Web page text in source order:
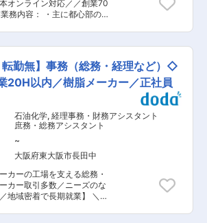
イフを満喫しながら、都心
イベートもビジネスも充実
範囲：会社の
を読み解く設計関連のスキ
ご希望通りの製品が完成し
時や、お客様の喜ばれる姿
都心部の商業施設、オフィ
家具、造作材等を製作、提
地元では店舗及び住宅の設
ナンスまで御提供させて頂
で培った技術をもとに も
ックスし
イフを満喫しながら、都心
れたクオリティの高い業務
イベートもビジネスも充実
範囲：会社の
オンライン対応／／創業70
頼への対応 ・メール等で送
装のデザイン図や工事図面
材料の洗い出し ・見積もり
要な製品の製作図作成 ・
製作を手配 ・制作完了まで
の流れ：
計ソフトの使い方に慣れて
案件から図の作成の練習を
ます。 ・徐々に先輩社員の
制作補助からスタート、一
てお一人でお客様をご担当
一名とパートの女性の方の
京や大阪への２泊3日ほど
・残業は10h程で定時退社
転勤無】事務（総務・経理など）◇
20H以内／樹脂メーカー／正社員
石油化学, 経理事務・財務アシスタント
庶務・総務アシスタント
~
大阪府東大阪市長田中
カーの工場を支える総務・
カー取引多数／ニーズのな
域密着で長期就業】 ＼こ